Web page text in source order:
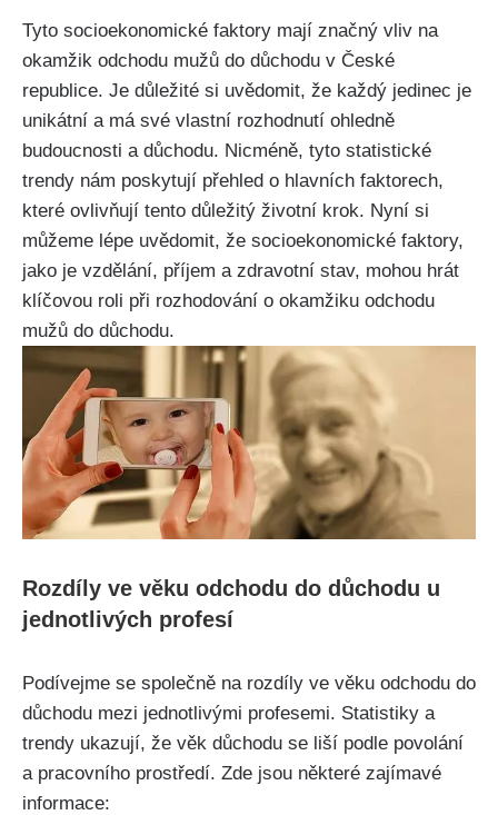
Tyto socioekonomické faktory mají značný vliv na
okamžik odchodu mužů do důchodu v České
republice. Je důležité si uvědomit, že každý jedinec je
unikátní a má své vlastní rozhodnutí ohledně
budoucnosti a důchodu. Nicméně, tyto statistické
trendy nám poskytují přehled o hlavních faktorech,
které ovlivňují tento důležitý životní krok. Nyní si
můžeme lépe uvědomit, že socioekonomické faktory,
jako je vzdělání, příjem a zdravotní stav, mohou hrát
klíčovou roli při rozhodování o okamžiku odchodu
mužů do důchodu.
Rozdíly ve věku odchodu do důchodu u
jednotlivých profesí
Podívejme se společně na rozdíly ve věku odchodu do
důchodu mezi jednotlivými profesemi. Statistiky a
trendy ukazují, že věk důchodu se liší podle povolání
a pracovního prostředí. Zde jsou některé zajímavé
informace: